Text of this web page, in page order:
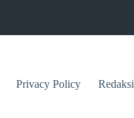
Privacy Policy Redaksi